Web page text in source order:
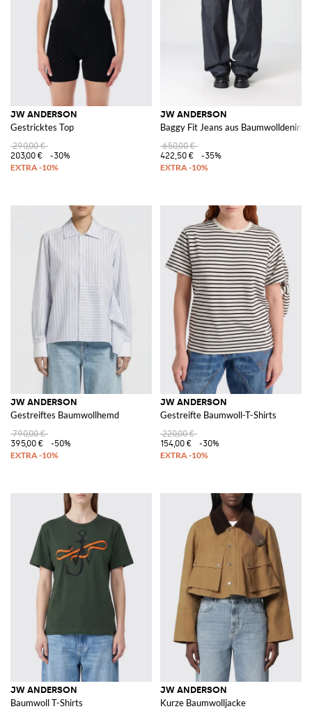
JW ANDERSON
Gestricktes Top
290,00 €
203,00 €
-30%
JW ANDERSON
Baggy Fit Jeans aus Baumwolldenim
650,00 €
422,50 €
-35%
JW ANDERSON
Gestreiftes Baumwollhemd
790,00 €
395,00 €
-50%
JW ANDERSON
Gestreifte Baumwoll-T-Shirts
220,00 €
154,00 €
-30%
JW ANDERSON
Baumwoll T-Shirts
JW ANDERSON
Kurze Baumwolljacke